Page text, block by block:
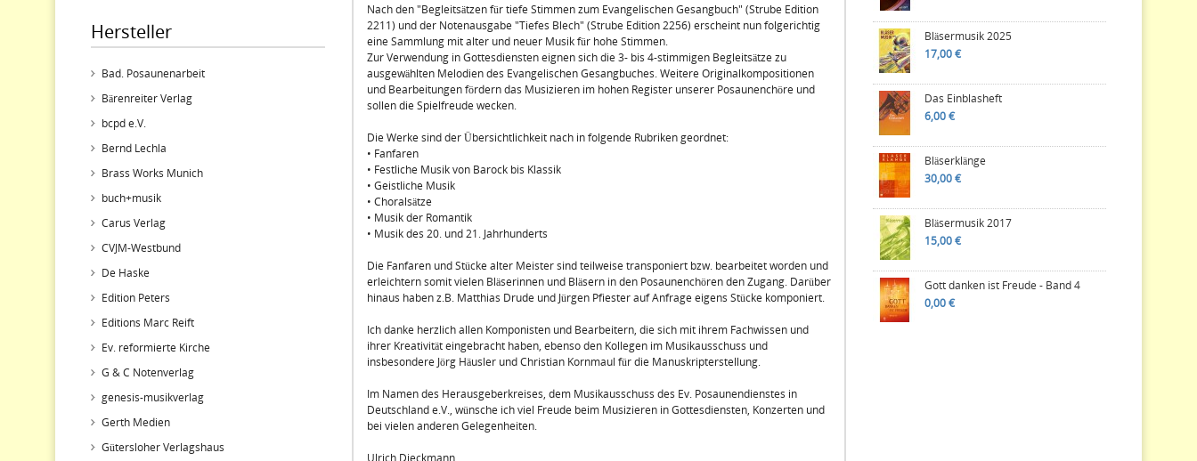
Hersteller
Bad. Posaunenarbeit
Bärenreiter Verlag
bcpd e.V.
Bernd Lechla
Brass Works Munich
buch+musik
Carus Verlag
CVJM-Westbund
De Haske
Edition Peters
Editions Marc Reift
Ev. reformierte Kirche
G & C Notenverlag
genesis-musikverlag
Gerth Medien
Gütersloher Verlagshaus
Nach den "Begleitsätzen für tiefe Stimmen zum Evangelischen Gesangbuch" (Strube Edition
2211) und der Notenausgabe "Tiefes Blech" (Strube Edition 2256) erscheint nun folgerichtig
eine Sammlung mit alter und neuer Musik für hohe Stimmen.
Zur Verwendung in Gottesdiensten eignen sich die 3- bis 4-stimmigen Begleitsätze zu
ausgewählten Melodien des Evangelischen Gesangbuches. Weitere Original­kompositionen
und Bearbeitungen fördern das Musizieren im hohen Register unse­rer Posaunenchöre und
sollen die Spielfreude wecken.
Die Werke sind der Übersichtlichkeit nach in folgende Rubriken geordnet:
• Fanfaren
• Festliche Musik von Barock bis Klassik
• Geistliche Musik
• Choralsätze
• Musik der Romantik
• Musik des 20. und 21. Jahrhunderts
Die Fanfaren und Stücke alter Meister sind teilweise transponiert bzw. bearbeitet worden und
erleichtern somit vielen Bläserinnen und Bläsern in den Posaunenchö­ren den Zugang. Darüber
hinaus haben z.B. Matthias Drude und Jürgen Pfiester auf Anfrage eigens Stücke komponiert.
Ich danke herzlich allen Komponisten und Bearbeitern, die sich mit ihrem Fach­wissen und
ihrer Kreativität eingebracht haben, ebenso den Kollegen im Musikausschuss und
insbesondere Jörg Häusler und Christian Kornmaul für die Manuskripterstellung.
Im Namen des Herausgeberkreises, dem Musikausschuss des Ev. Posaunendienstes in
Deutschland e.V., wünsche ich viel Freude beim Musizieren in Gottesdiensten, Konzerten und
bei vielen anderen Gelegenheiten.
Ulrich Dieckmann
Bläsermusik 2025
17,00 €
Das Einblasheft
6,00 €
Bläserklänge
30,00 €
Bläsermusik 2017
15,00 €
Gott danken ist Freude - Band 4
0,00 €